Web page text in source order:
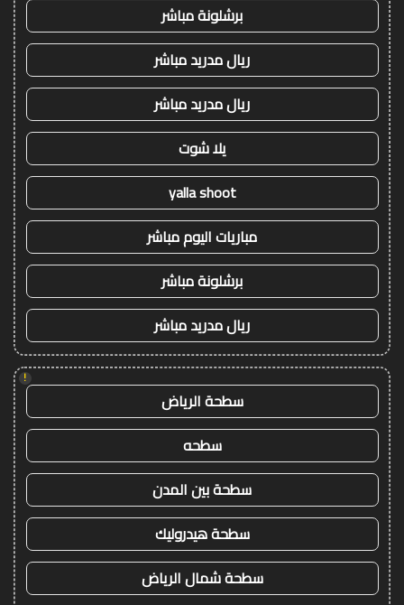
برشلونة مباشر
ريال مدريد مباشر
ريال مدريد مباشر
يلا شوت
yalla shoot
مباريات اليوم مباشر
برشلونة مباشر
ريال مدريد مباشر
!
سطحة الرياض
سطحه
سطحة بين المدن
سطحة هيدروليك
سطحة شمال الرياض